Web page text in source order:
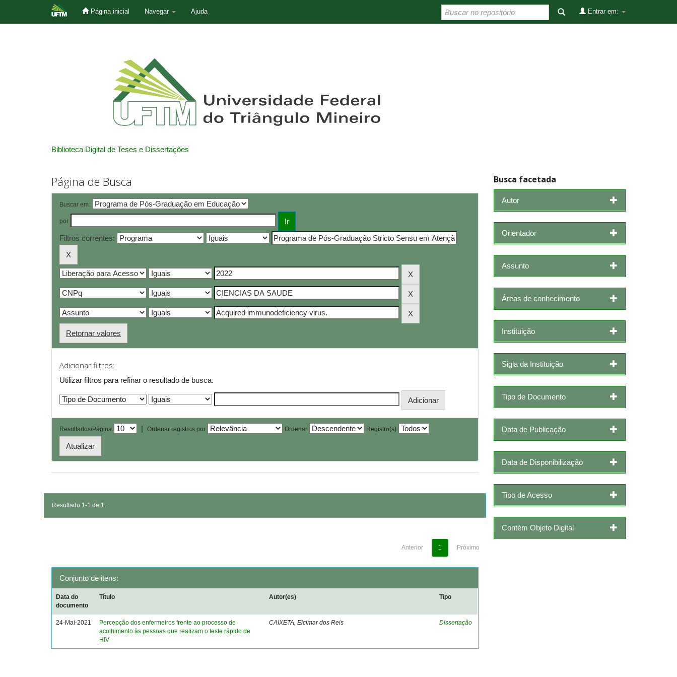
Página inicial Navegar Ajuda Entrar em:
Biblioteca Digital de Teses e Dissertações
Página de Busca
Buscar em:
por
Filtros correntes:
Retornar valores
Adicionar filtros:
Utilizar filtros para refinar o resultado de busca.
Resultados/Página | Ordenar registros por Ordenar Registro(s)
Resultado 1-1 de 1.
Anterior 1 Próximo
Conjunto de itens:
Data do
documento
Título Autor(es) Tipo
24-Mai-2021
Percepção dos enfermeiros frente ao processo de
acolhimento às pessoas que realizam o teste rápido de
HIV
CAIXETA, Elcimar dos Reis Dissertação
Busca facetada
Autor
Orientador
Assunto
Áreas de conhecimento
Instituição
Sigla da Instituição
Tipo de Documento
Data de Publicação
Data de Disponibilização
Tipo de Acesso
Contém Objeto Digital